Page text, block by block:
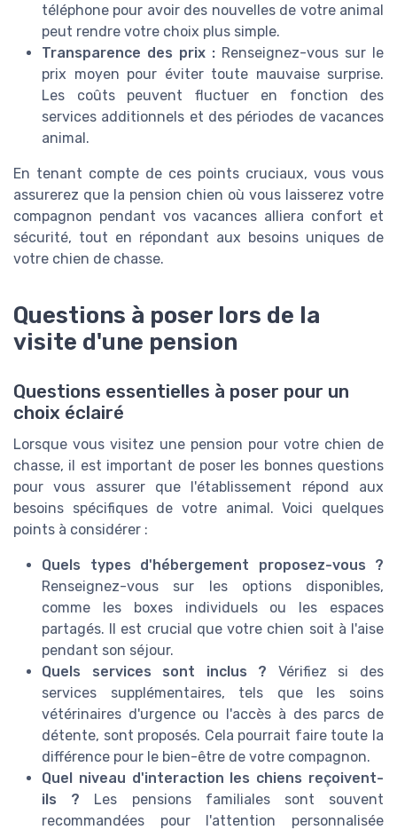
téléphone pour avoir des nouvelles de votre animal
peut rendre votre choix plus simple.
Transparence des prix : Renseignez-vous sur le
prix moyen pour éviter toute mauvaise surprise.
Les coûts peuvent fluctuer en fonction des
services additionnels et des périodes de vacances
animal.
En tenant compte de ces points cruciaux, vous vous
assurerez que la pension chien où vous laisserez votre
compagnon pendant vos vacances alliera confort et
sécurité, tout en répondant aux besoins uniques de
votre chien de chasse.
Questions à poser lors de la
visite d'une pension
Questions essentielles à poser pour un
choix éclairé
Lorsque vous visitez une pension pour votre chien de
chasse, il est important de poser les bonnes questions
pour vous assurer que l'établissement répond aux
besoins spécifiques de votre animal. Voici quelques
points à considérer :
Quels types d'hébergement proposez-vous ?
Renseignez-vous sur les options disponibles,
comme les boxes individuels ou les espaces
partagés. Il est crucial que votre chien soit à l'aise
pendant son séjour.
Quels services sont inclus ? Vérifiez si des
services supplémentaires, tels que les soins
vétérinaires d'urgence ou l'accès à des parcs de
détente, sont proposés. Cela pourrait faire toute la
différence pour le bien-être de votre compagnon.
Quel niveau d'interaction les chiens reçoivent-
ils ? Les pensions familiales sont souvent
recommandées pour l'attention personnalisée